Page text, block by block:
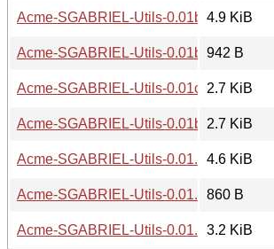
Acme-SGABRIEL-Utils-0.01b.tar.gz
4.9 KiB
Acme-SGABRIEL-Utils-0.01b.meta
942 B
Acme-SGABRIEL-Utils-0.01c.readme
2.7 KiB
Acme-SGABRIEL-Utils-0.01b.readme
2.7 KiB
Acme-SGABRIEL-Utils-0.01.tar.gz4.6 KiB
Acme-SGABRIEL-Utils-0.01.meta
860 B
Acme-SGABRIEL-Utils-0.01.readme
3.2 KiB